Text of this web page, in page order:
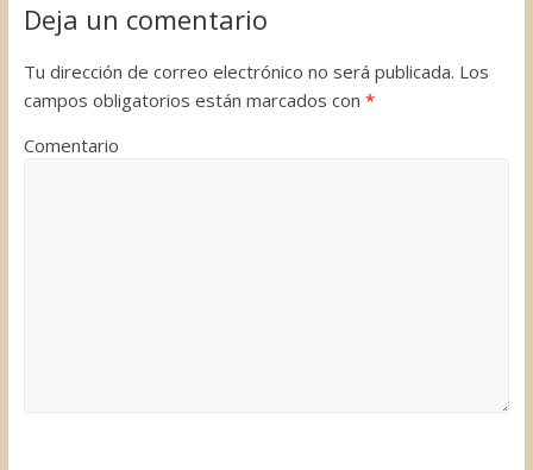
o
r
I
e
t
t
r
Deja un comentario
Tu dirección de correo electrónico no será publicada. Los
campos obligatorios están marcados con *
Comentario